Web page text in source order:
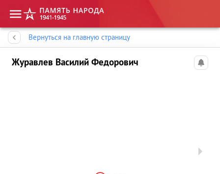
Вернуться на главную страницу
Журавлев Василий Федорович
Память народа